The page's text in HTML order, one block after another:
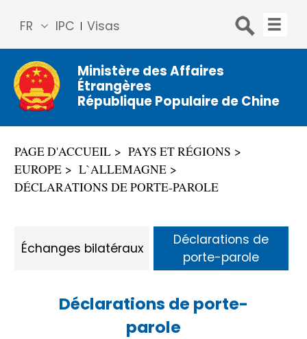
IPC Visas
FR
简体
中文
Engli
sh
Русс
Espa
ñol
Ministère des Affaires
Étrangères
République Populaire de Chine
PAGE D'ACCUEIL
PAYS ET RÉGIONS
EUROPE
L`ALLEMAGNE
DÉCLARATIONS DE PORTE-PAROLE
Déclarations de porte-
parole
Échanges bilatéraux
Déclarations de
porte-parole